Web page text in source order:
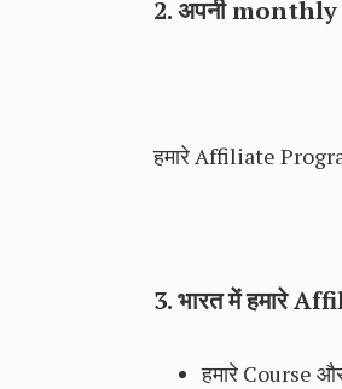
2. अपनी
हमारे Affiliate
3. भारत में हमारे
हमारे Course